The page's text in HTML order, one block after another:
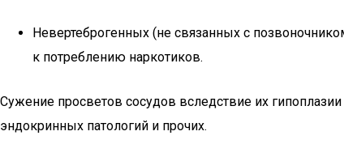
Невертеброгенных (не связанных с
к потреблению наркотиков.
Сужение просветов сосудов вследствие их
эндокринных патологий и прочих.